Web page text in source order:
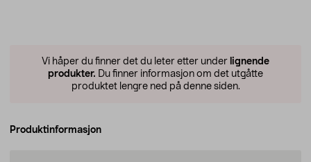
Vi håper du finner det du leter etter under lignende
produkter. Du finner informasjon om det utgåtte
produktet lengre ned på denne siden.
Produktinformasjon